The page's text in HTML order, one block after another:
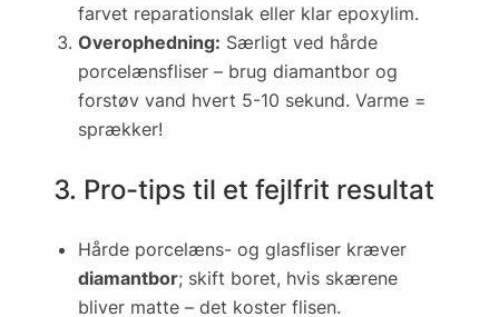
farvet reparationslak eller klar epoxylim.
Overophedning: Særligt ved hårde
porcelænsfliser – brug diamantbor og
forstøv vand hvert 5-10 sekund. Varme =
sprækker!
3. Pro-tips til et fejlfrit resultat
Hårde porcelæns- og glasfliser kræver
diamantbor; skift boret, hvis skærene
bliver matte – det koster flisen.